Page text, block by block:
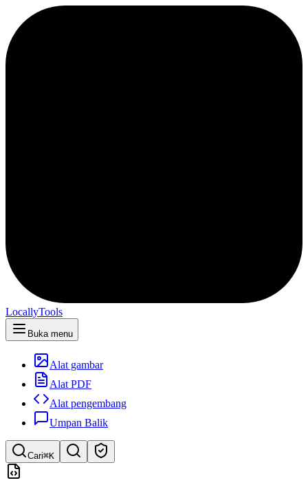
LocallyTools
Buka menu
Alat gambar
Alat PDF
Alat pengembang
Umpan Balik
Cari⌘K
Cari alat